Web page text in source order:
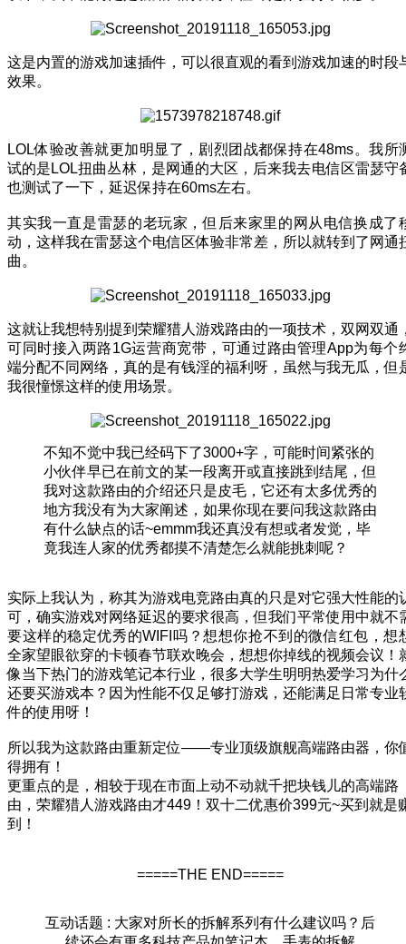
这是内置的游戏加速插件，可以很直观的看到游戏加速的时段
效果。
LOL体验改善就更加明显了，剧烈团战都保持在48ms。我所
试的是LOL扭曲丛林，是网通的大区，后来我去电信区雷瑟守
也测试了一下，延迟保持在60ms左右。
其实我一直是雷瑟的老玩家，但后来家里的网从电信换成了
动，这样我在雷瑟这个电信区体验非常差，所以就转到了网通
曲。
这就让我想特别提到荣耀猎人游戏路由的一项技术，双网双通
可同时接入两路1G运营商宽带，可通过路由管理App为每个
端分配不同网络，真的是有钱淫的福利呀，虽然与我无瓜，但
我很憧憬这样的使用场景。
不知不觉中我已经码下了3000+字，可能时间紧张的
小伙伴早已在前文的某一段离开或直接跳到结尾，但
我对这款路由的介绍还只是皮毛，它还有太多优秀的
地方我没有为大家阐述，如果你现在要问我这款路由
有什么缺点的话~emmm我还真没有想或者发觉，毕
竟我连人家的优秀都摸不清楚怎么就能挑刺呢？
实际上我认为，称其为游戏电竞路由真的只是对它强大性能的
可，确实游戏对网络延迟的要求很高，但我们平常使用中就不
要这样的稳定优秀的WIFI吗？想想你抢不到的微信红包，想
全家望眼欲穿的卡顿春节联欢晚会，想想你掉线的视频会议！
像当下热门的游戏笔记本行业，很多大学生明明热爱学习为什
还要买游戏本？因为性能不仅足够打游戏，还能满足日常专业
件的使用呀！
所以我为这款路由重新定位——专业顶级旗舰高端路由器，你
得拥有！
更重点的是，相较于现在市面上动不动就千把块钱儿的高端路
由，荣耀猎人游戏路由才449！双十二优惠价399元~买到就是
到！
=====THE END=====
互动话题 : 大家对所长的拆解系列有什么建议吗？后